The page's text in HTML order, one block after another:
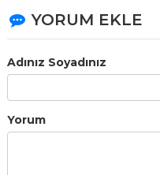
YORUM EKLE
Adınız Soyadınız
Yorum